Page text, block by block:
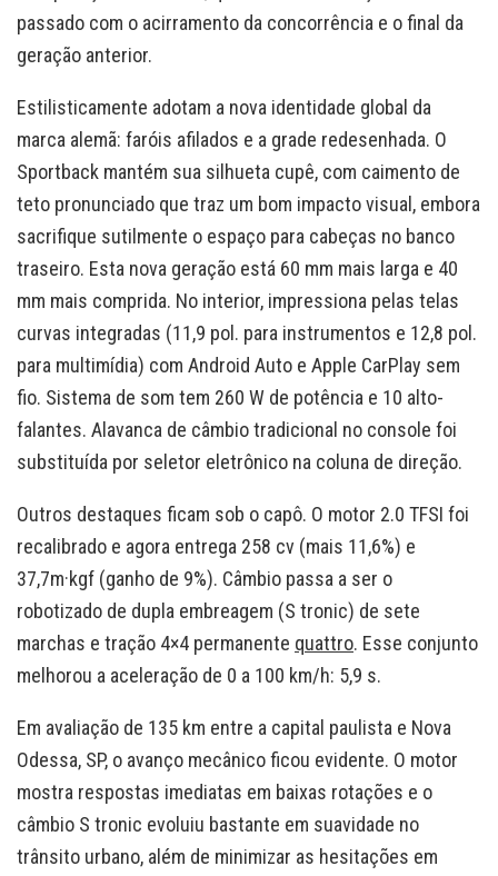
passado com o acirramento da concorrência e o final da
geração anterior.
Estilisticamente adotam a nova identidade global da
marca alemã: faróis afilados e a grade redesenhada. O
Sportback mantém sua silhueta cupê, com caimento de
teto pronunciado que traz um bom impacto visual, embora
sacrifique sutilmente o espaço para cabeças no banco
traseiro. Esta nova geração está 60 mm mais larga e 40
mm mais comprida. No interior, impressiona pelas telas
curvas integradas (11,9 pol. para instrumentos e 12,8 pol.
para multimídia) com Android Auto e Apple CarPlay sem
fio. Sistema de som tem 260 W de potência e 10 alto-
falantes. Alavanca de câmbio tradicional no console foi
substituída por seletor eletrônico na coluna de direção.
Outros destaques ficam sob o capô. O motor 2.0 TFSI foi
recalibrado e agora entrega 258 cv (mais 11,6%) e
37,7m·kgf (ganho de 9%). Câmbio passa a ser o
robotizado de dupla embreagem (S tronic) de sete
marchas e tração 4×4 permanente quattro. Esse conjunto
melhorou a aceleração de 0 a 100 km/h: 5,9 s.
Em avaliação de 135 km entre a capital paulista e Nova
Odessa, SP, o avanço mecânico ficou evidente. O motor
mostra respostas imediatas em baixas rotações e o
câmbio S tronic evoluiu bastante em suavidade no
trânsito urbano, além de minimizar as hesitações em